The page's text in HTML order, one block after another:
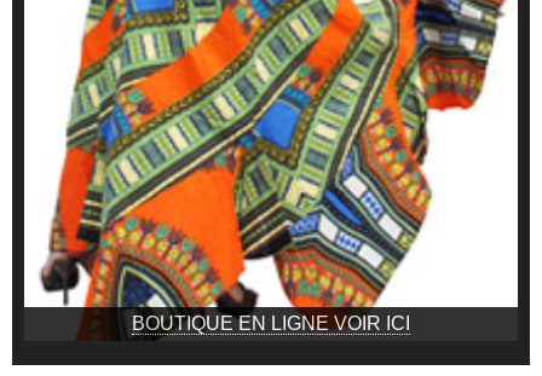
BOUTIQUE EN LIGNE VOIR ICI